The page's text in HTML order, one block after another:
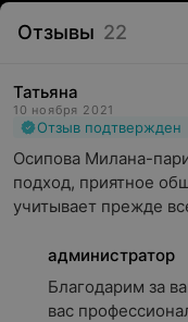
Отзывы 22
Татьяна
10 ноября 2021
Отзыв подтвержден
Осипова Милана-
подход, приятное
учитывает прежде
администратор
Благодарим за
вас